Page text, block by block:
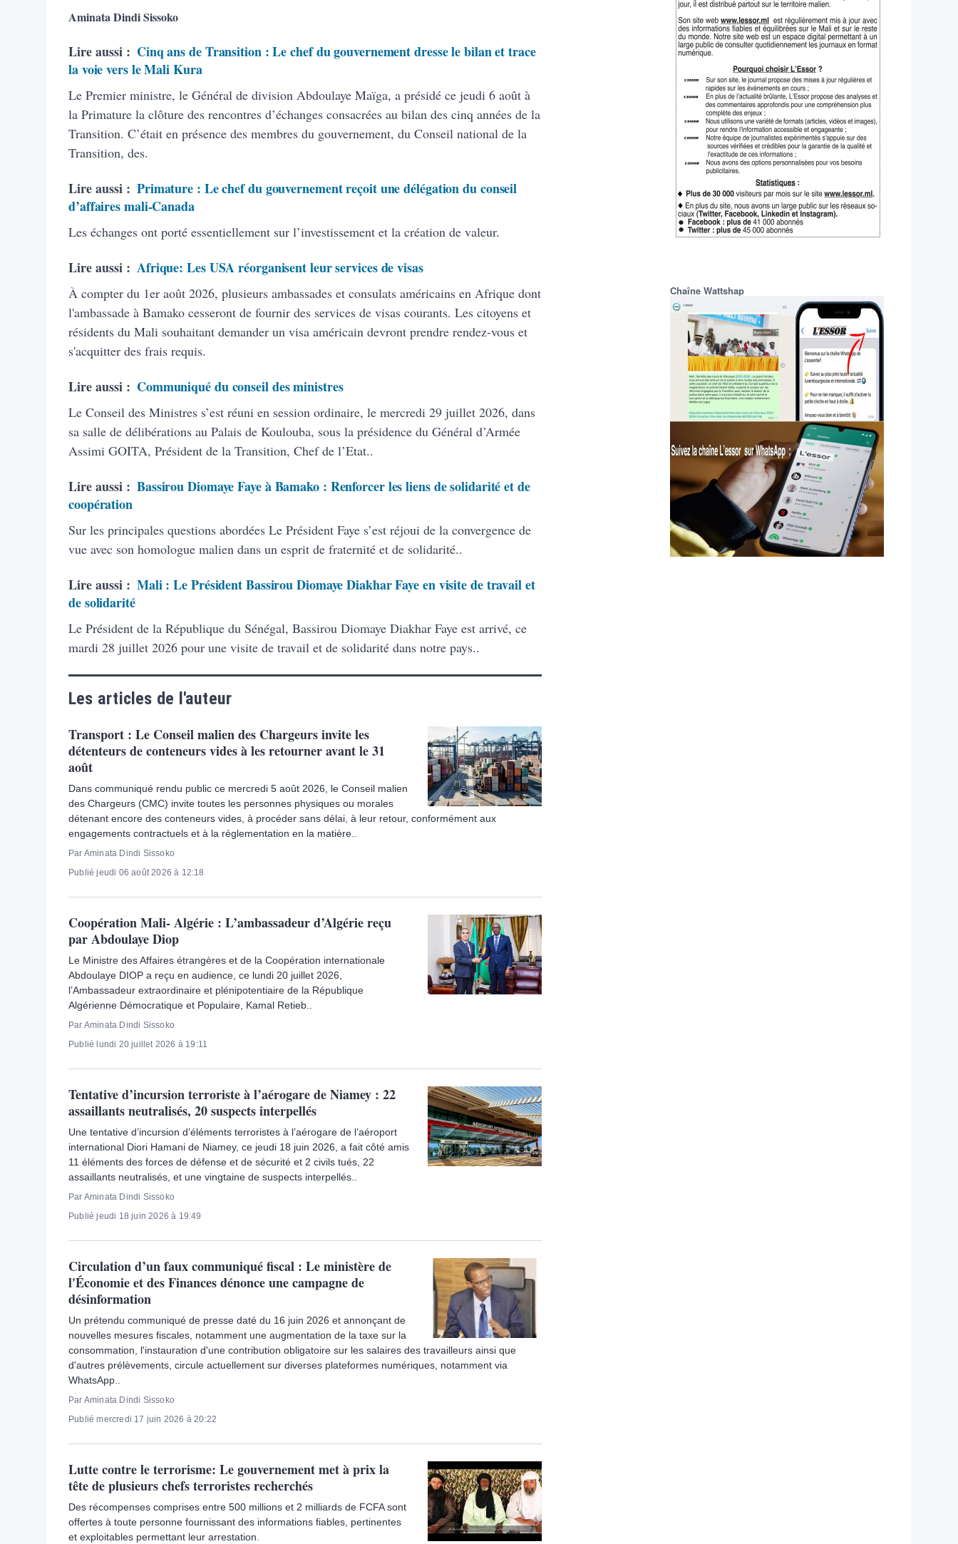
Aminata Dindi Sissoko
Lire aussi : Cinq ans de Transition : Le chef du gouvernement dresse le bilan et trace
la voie vers le Mali Kura
Le Premier ministre, le Général de division Abdoulaye Maïga, a présidé ce jeudi 6 août à
la Primature la clôture des rencontres d’échanges consacrées au bilan des cinq années de la
Transition. C’était en présence des membres du gouvernement, du Conseil national de la
Transition, des.
Lire aussi : Primature : Le chef du gouvernement reçoit une délégation du conseil
d’affaires mali-Canada
Les échanges ont porté essentiellement sur l’investissement et la création de valeur.
Lire aussi : Afrique: Les USA réorganisent leur services de visas
À compter du 1er août 2026, plusieurs ambassades et consulats américains en Afrique dont
l'ambassade à Bamako cesseront de fournir des services de visas courants. Les citoyens et
résidents du Mali souhaitant demander un visa américain devront prendre rendez-vous et
s'acquitter des frais requis.
Lire aussi : Communiqué du conseil des ministres
Le Conseil des Ministres s’est réuni en session ordinaire, le mercredi 29 juillet 2026, dans
sa salle de délibérations au Palais de Koulouba, sous la présidence du Général d’Armée
Assimi GOITA, Président de la Transition, Chef de l’Etat..
Lire aussi : Bassirou Diomaye Faye à Bamako : Renforcer les liens de solidarité et de
coopération
Sur les principales questions abordées Le Président Faye s’est réjoui de la convergence de
vue avec son homologue malien dans un esprit de fraternité et de solidarité..
Lire aussi : Mali : Le Président Bassirou Diomaye Diakhar Faye en visite de travail et
de solidarité
Le Président de la République du Sénégal, Bassirou Diomaye Diakhar Faye est arrivé, ce
mardi 28 juillet 2026 pour une visite de travail et de solidarité dans notre pays..
Les articles de l'auteur
Transport : Le Conseil malien des Chargeurs invite les
détenteurs de conteneurs vides à les retourner avant le 31
août
Dans communiqué rendu public ce mercredi 5 août 2026, le Conseil malien
des Chargeurs (CMC) invite toutes les personnes physiques ou morales
détenant encore des conteneurs vides, à procéder sans délai, à leur retour, conformément aux
engagements contractuels et à la réglementation en la matière..
Par Aminata Dindi Sissoko
Publié jeudi 06 août 2026 à 12:18
Coopération Mali- Algérie : L’ambassadeur d’Algérie reçu
par Abdoulaye Diop
Le Ministre des Affaires étrangères et de la Coopération internationale
Abdoulaye DIOP a reçu en audience, ce lundi 20 juillet 2026,
l’Ambassadeur extraordinaire et plénipotentiaire de la République
Algérienne Démocratique et Populaire, Kamal Retieb..
Par Aminata Dindi Sissoko
Publié lundi 20 juillet 2026 à 19:11
Tentative d’incursion terroriste à l’aérogare de Niamey : 22
assaillants neutralisés, 20 suspects interpellés
Une tentative d’incursion d’éléments terroristes à l’aérogare de l’aéroport
international Diori Hamani de Niamey, ce jeudi 18 juin 2026, a fait côté amis
11 éléments des forces de défense et de sécurité et 2 civils tués, 22
assaillants neutralisés, et une vingtaine de suspects interpellés..
Par Aminata Dindi Sissoko
Publié jeudi 18 juin 2026 à 19:49
Circulation d’un faux communiqué fiscal : Le ministère de
l'Économie et des Finances dénonce une campagne de
désinformation
Un prétendu communiqué de presse daté du 16 juin 2026 et annonçant de
nouvelles mesures fiscales, notamment une augmentation de la taxe sur la
consommation, l'instauration d'une contribution obligatoire sur les salaires des travailleurs ainsi que
d'autres prélèvements, circule actuellement sur diverses plateformes numériques, notamment via
WhatsApp..
Par Aminata Dindi Sissoko
Publié mercredi 17 juin 2026 à 20:22
Lutte contre le terrorisme: Le gouvernement met à prix la
tête de plusieurs chefs terroristes recherchés
Des récompenses comprises entre 500 millions et 2 milliards de FCFA sont
offertes à toute personne fournissant des informations fiables, pertinentes
et exploitables permettant leur arrestation.
Chaîne Wattshap